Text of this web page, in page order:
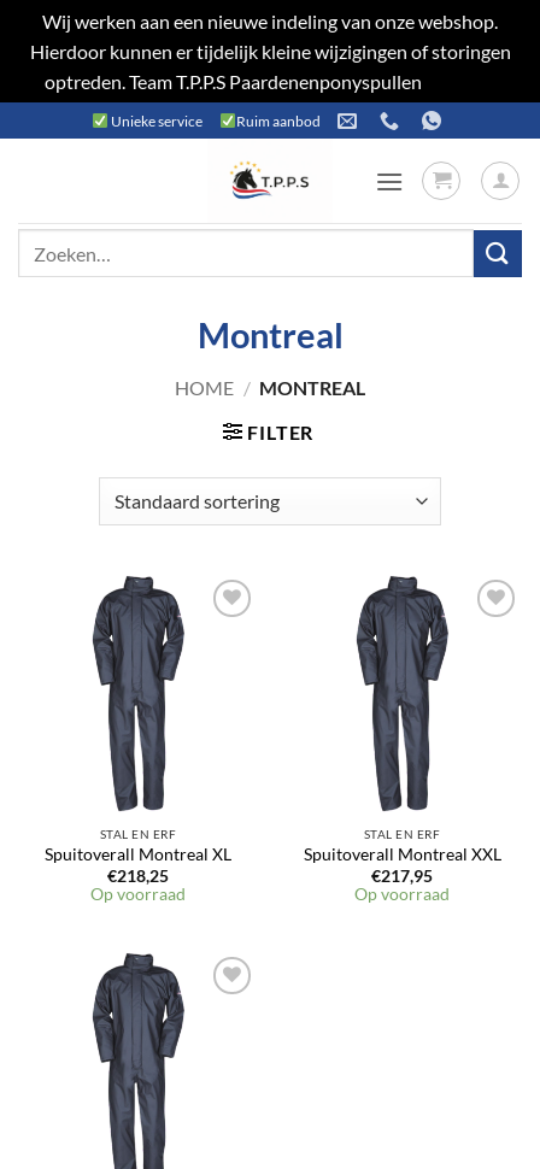
Wij werken aan een nieuwe indeling van onze webshop.
Hierdoor kunnen er tijdelijk kleine wijzigingen of storingen
optreden. Team T.P.P.S Paardenenponyspullen
naar
Unieke service Ruim aanbod
Montreal
HOME / MONTREAL
FILTER
Toevoegen
verlanglijst
STAL EN ERF
Spuitoverall Montreal XL
€218,25
Op voorraad
Toevoegen
verlanglijst
STAL EN ERF
Spuitoverall Montreal XXL
€217,95
Op voorraad
Toevoegen
verlanglijst